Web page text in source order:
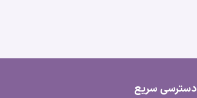
دسترسی سریع